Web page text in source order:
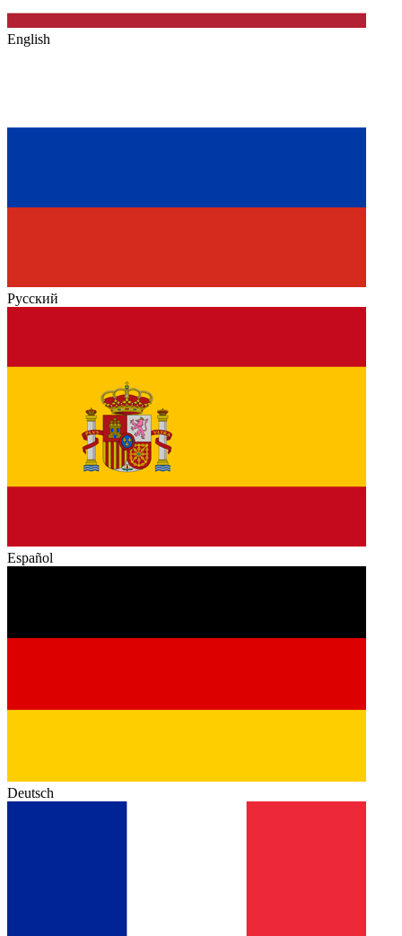
English
Русский
Español
Deutsch